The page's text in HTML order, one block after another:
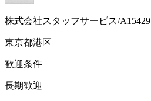
株式会社スタッフサービス/A15429
東京都港区
歓迎条件
長期歓迎